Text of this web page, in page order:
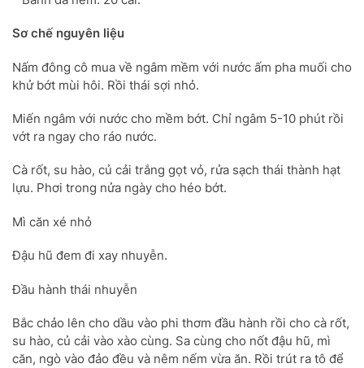
Sơ chế nguyên liệu
Nấm đông cô mua về ngâm mềm với nước ấm pha muối cho
khử bớt mùi hôi. Rồi thái sợi nhỏ.
Miến ngâm với nước cho mềm bớt. Chỉ ngâm 5-10 phút rồi
vớt ra ngay cho ráo nước.
Cà rốt, su hào, củ cải trắng gọt vỏ, rửa sạch thái thành hạt
lựu. Phơi trong nửa ngày cho héo bớt.
Mì căn xé nhỏ
Đậu hũ đem đi xay nhuyễn.
Đầu hành thái nhuyễn
Bắc chảo lên cho dầu vào phi thơm đầu hành rồi cho cà rốt,
su hào, củ cải vào xào cùng. Sa cùng cho nốt đậu hũ, mì
căn, ngò vào đảo đều và nêm nếm vừa ăn. Rồi trút ra tô để